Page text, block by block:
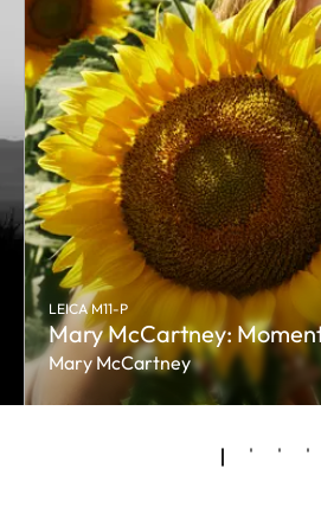
LEICA M11-P
Mary McCartney:
Mary McCartney